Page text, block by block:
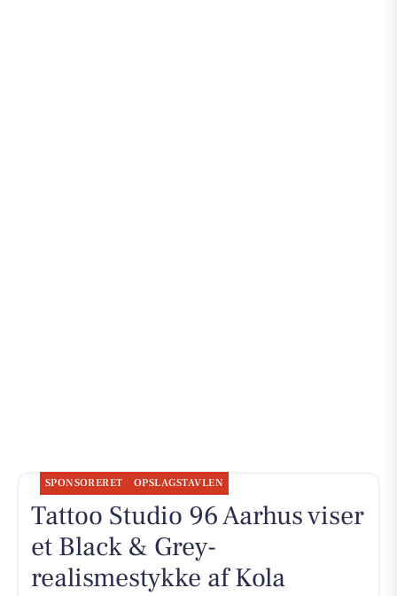
SPONSORERET OPSLAGSTAVLEN
Tattoo Studio 96 Aarhus viser
et Black & Grey-
realismestykke af Kola